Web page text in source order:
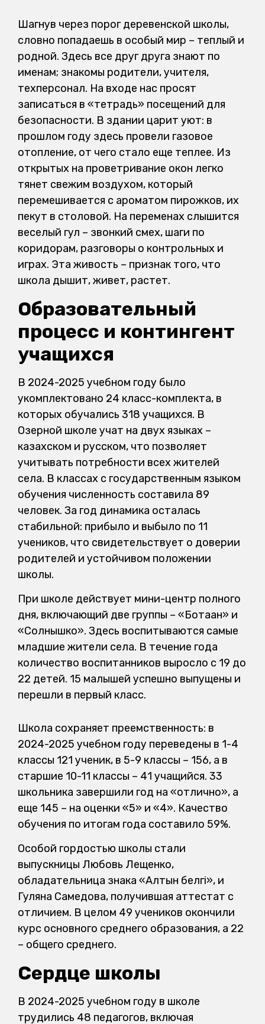
Шагнув через порог деревенской школы,
словно попадаешь в особый мир – теплый и
родной. Здесь все друг друга знают по
именам; знакомы родители, учителя,
техперсонал. На входе нас просят
записаться в «тетрадь» посещений для
безопасности. В здании царит уют: в
прошлом году здесь провели газовое
отопление, от чего стало еще теплее. Из
открытых на проветривание окон легко
тянет свежим воздухом, который
перемешивается с ароматом пирожков, их
пекут в столовой. На переменах слышится
веселый гул – звонкий смех, шаги по
коридорам, разговоры о контрольных и
играх. Эта живость – признак того, что
школа дышит, живет, растет.
Образовательный
процесс и контингент
учащихся
В 2024-2025 учебном году было
укомплектовано 24 класс-комплекта, в
которых обучались 318 учащихся. В
Озерной школе учат на двух языках –
казахском и русском, что позволяет
учитывать потребности всех жителей
села. В классах с государственным языком
обучения численность составила 89
человек. За год динамика осталась
стабильной: прибыло и выбыло по 11
учеников, что свидетельствует о доверии
родителей и устойчивом положении
школы.
При школе действует мини-центр полного
дня, включающий две группы – «Ботақан» и
«Солнышко». Здесь воспитываются самые
младшие жители села. В течение года
количество воспитанников выросло с 19 до
22 детей. 15 малышей успешно выпущены и
перешли в первый класс.
Школа сохраняет преемственность: в
2024-2025 учебном году переведены в 1-4
классы 121 ученик, в 5-9 классы – 156, а в
старшие 10-11 классы – 41 учащийся. 33
школьника завершили год на «отлично», а
еще 145 – на оценки «5» и «4». Качество
обучения по итогам года составило 59%.
Особой гордостью школы стали
выпускницы Любовь Лещенко,
обладательница знака «Алтын белгі», и
Гуляна Самедова, получившая аттестат с
отличием. В целом 49 учеников окончили
курс основного среднего образования, а 22
– общего среднего.
Сердце школы
В 2024-2025 учебном году в школе
трудились 48 педагогов, включая